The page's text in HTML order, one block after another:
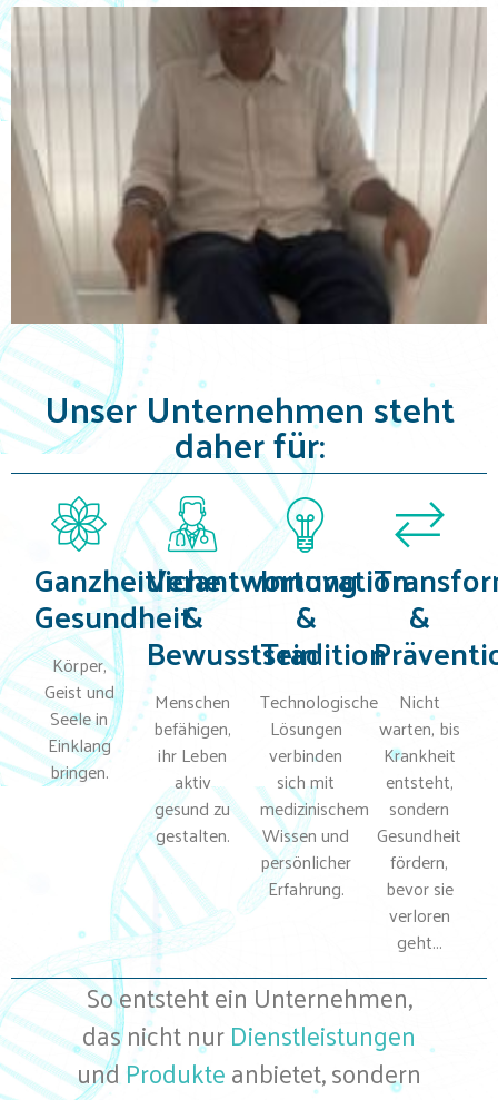
Unser Unternehmen steht
daher für:
Ganzheitliche
Gesundheit
Körper,
Geist und
Seele in
Einklang
bringen.
Verantwortung
&
Bewusstsein
Menschen
befähigen,
ihr Leben
aktiv
gesund zu
gestalten.
Innovation
&
Tradition
Technologische
Lösungen
verbinden
sich mit
medizinischem
Wissen und
persönlicher
Erfahrung.
&
Nicht
warten, bis
Krankheit
entsteht,
sondern
Gesundheit
fördern,
bevor sie
verloren
geht...
So entsteht ein Unternehmen,
das nicht nurDienstleistungen
undProdukteanbietet, sondern